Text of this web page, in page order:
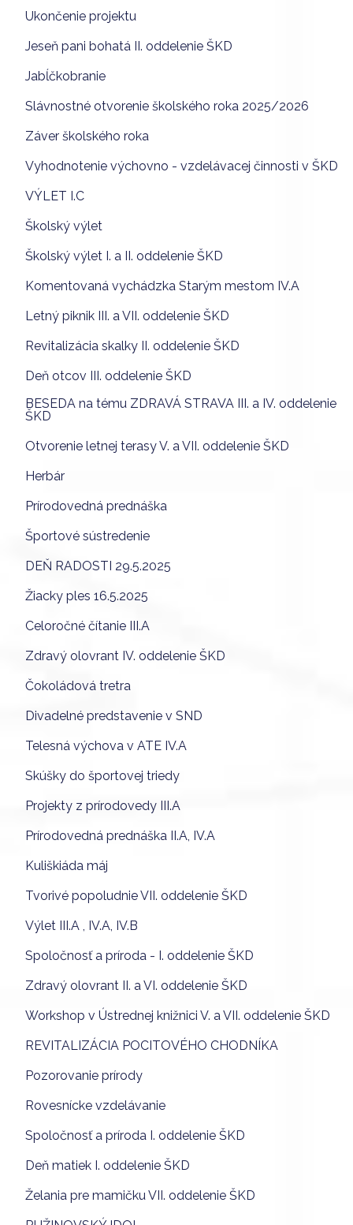
Ukončenie projektu
Jeseň pani bohatá II. oddelenie ŠKD
Jabĺčkobranie
Slávnostné otvorenie školského roka 2025/2026
Záver školského roka
Vyhodnotenie výchovno - vzdelávacej činnosti v ŠKD
VÝLET I.C
Školský výlet
Školský výlet I. a II. oddelenie ŠKD
Komentovaná vychádzka Starým mestom IV.A
Letný piknik III. a VII. oddelenie ŠKD
Revitalizácia skalky II. oddelenie ŠKD
Deň otcov III. oddelenie ŠKD
BESEDA na tému ZDRAVÁ STRAVA III. a IV. oddelenie
ŠKD
Otvorenie letnej terasy V. a VII. oddelenie ŠKD
Herbár
Prírodovedná prednáška
Športové sústredenie
DEŇ RADOSTI 29.5.2025
Žiacky ples 16.5.2025
Celoročné čítanie III.A
Zdravý olovrant IV. oddelenie ŠKD
Čokoládová tretra
Divadelné predstavenie v SND
Telesná výchova v ATE IV.A
Skúšky do športovej triedy
Projekty z prírodovedy III.A
Prírodovedná prednáška II.A, IV.A
Kuliškiáda máj
Tvorivé popoludnie VII. oddelenie ŠKD
Výlet III.A , IV.A, IV.B
Spoločnosť a príroda - I. oddelenie ŠKD
Zdravý olovrant II. a VI. oddelenie ŠKD
Workshop v Ústrednej knižnici V. a VII. oddelenie ŠKD
REVITALIZÁCIA POCITOVÉHO CHODNÍKA
Pozorovanie prírody
Rovesnícke vzdelávanie
Spoločnosť a príroda I. oddelenie ŠKD
Deň matiek I. oddelenie ŠKD
Želania pre mamičku VII. oddelenie ŠKD